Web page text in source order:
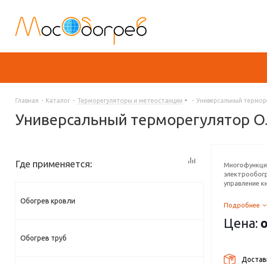
Главная - Каталог - Терморегуляторы и метеостанции - Универсальный
Универсальный терморегулятор
управление
Подробнее
Цена:
Где применяется:
Обогрев кровли
Обогрев труб